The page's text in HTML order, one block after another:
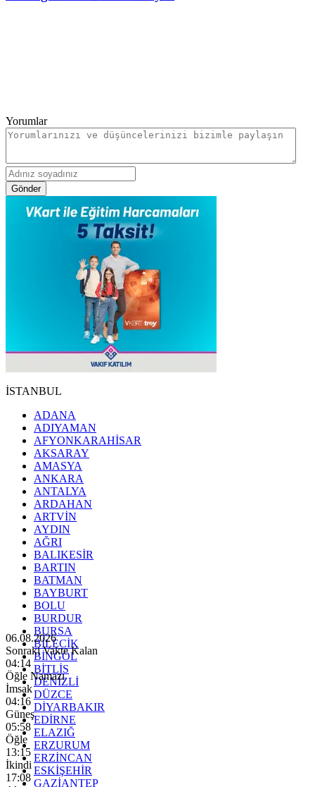
Yorumlar
Gönder
İSTANBUL
ADANA
ADIYAMAN
AFYONKARAHİSAR
AKSARAY
AMASYA
ANKARA
ANTALYA
ARDAHAN
ARTVİN
AYDIN
AĞRI
BALIKESİR
BARTIN
BATMAN
BAYBURT
BOLU
BURDUR
BURSA
BİLECİK
BİNGÖL
BİTLİS
DENİZLİ
DÜZCE
DİYARBAKIR
EDİRNE
ELAZIĞ
ERZURUM
ERZİNCAN
ESKİŞEHİR
GAZİANTEP
06.08.2026
Sonraki Vakte Kalan
04:13
Öğle Namazı
İmsak
04:16
Güneş
05:58
Öğle
13:15
İkindi
17:08